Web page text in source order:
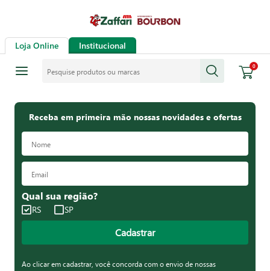
Loja Online Institucional
0
Receba em primeira mão nossas novidades e ofertas
Qual sua região?
RS SP
Cadastrar
Ao clicar em cadastrar, você concorda com o envio de nossas